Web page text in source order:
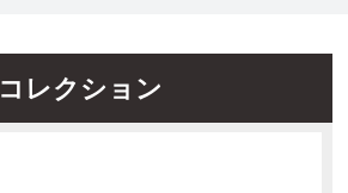
コレクション